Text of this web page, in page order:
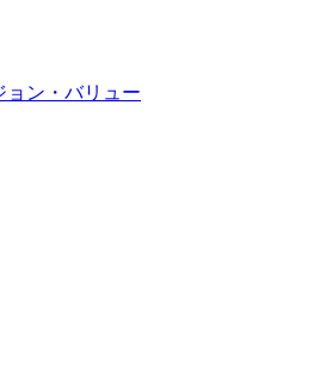
ョン・バリュー